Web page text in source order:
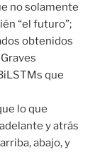
no solamente
“el futuro”;
obtenidos
que
lo que
y atrás
abajo, y